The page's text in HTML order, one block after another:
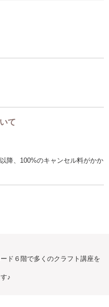
て
降、100%のキャンセル料がかか
ド６階で多くのクラフト講座を
♪